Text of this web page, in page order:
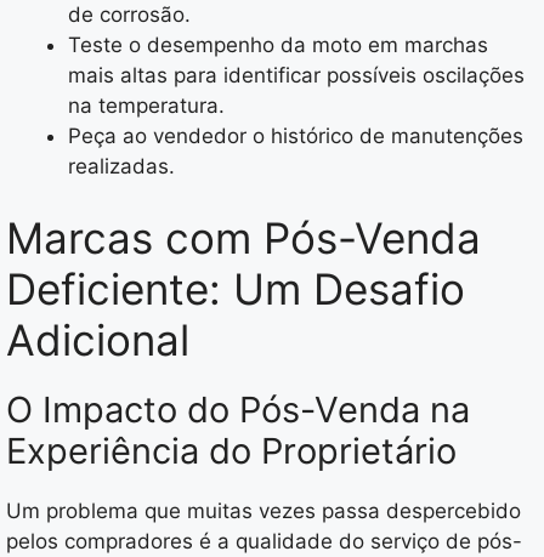
de corrosão.
Teste o desempenho da moto em marchas
mais altas para identificar possíveis oscilações
na temperatura.
Peça ao vendedor o histórico de manutenções
realizadas.
Marcas com Pós-Venda
Deficiente: Um Desafio
Adicional
O Impacto do Pós-Venda na
Experiência do Proprietário
Um problema que muitas vezes passa despercebido
pelos compradores é a qualidade do serviço de pós-